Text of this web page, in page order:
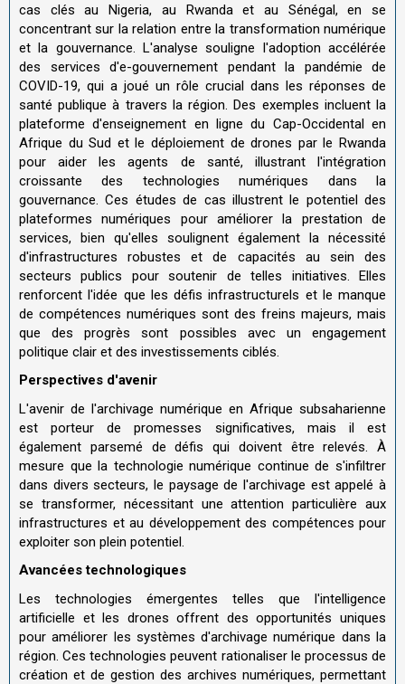
cas clés au Nigeria, au Rwanda et au Sénégal, en se
concentrant sur la relation entre la transformation numérique
et la gouvernance. L'analyse souligne l'adoption accélérée
des services d'e-gouvernement pendant la pandémie de
COVID-19, qui a joué un rôle crucial dans les réponses de
santé publique à travers la région. Des exemples incluent la
plateforme d'enseignement en ligne du Cap-Occidental en
Afrique du Sud et le déploiement de drones par le Rwanda
pour aider les agents de santé, illustrant l'intégration
croissante des technologies numériques dans la
gouvernance. Ces études de cas illustrent le potentiel des
plateformes numériques pour améliorer la prestation de
services, bien qu'elles soulignent également la nécessité
d'infrastructures robustes et de capacités au sein des
secteurs publics pour soutenir de telles initiatives. Elles
renforcent l'idée que les défis infrastructurels et le manque
de compétences numériques sont des freins majeurs, mais
que des progrès sont possibles avec un engagement
politique clair et des investissements ciblés.
Perspectives d'avenir
L'avenir de l'archivage numérique en Afrique subsaharienne
est porteur de promesses significatives, mais il est
également parsemé de défis qui doivent être relevés. À
mesure que la technologie numérique continue de s'infiltrer
dans divers secteurs, le paysage de l'archivage est appelé à
se transformer, nécessitant une attention particulière aux
infrastructures et au développement des compétences pour
exploiter son plein potentiel.
Avancées technologiques
Les technologies émergentes telles que l'intelligence
artificielle et les drones offrent des opportunités uniques
pour améliorer les systèmes d'archivage numérique dans la
région. Ces technologies peuvent rationaliser le processus de
création et de gestion des archives numériques, permettant